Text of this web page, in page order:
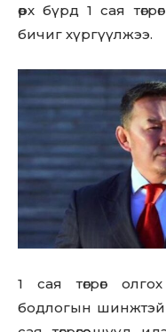
өрх бүрд 1 сая
бичиг хүргүүлжээ.
1 сая төгрөг
бодлогын